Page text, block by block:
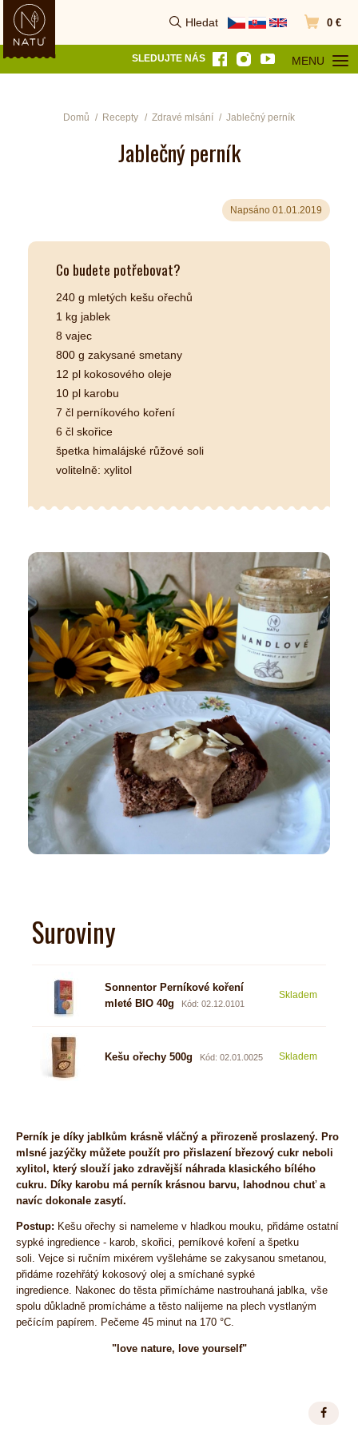
Hledat
Vyhledat Přejít do
0 €
SLEDUJTE NÁS MENU
OTEVŘÍT
Domů Recepty Zdravé mlsání Jablečný perník
Jablečný perník
Napsáno 01.01.2019
Co budete potřebovat?
240 g mletých kešu ořechů
1 kg jablek
8 vajec
800 g zakysané smetany
12 pl kokosového oleje
10 pl karobu
7 čl perníkového koření
6 čl skořice
špetka himalájské růžové soli
volitelně: xylitol
Suroviny
Sonnentor Perníkové koření
mleté BIO 40g
Kód: 02.12.0101
Skladem
Kešu ořechy 500g Kód: 02.01.0025 Skladem
Perník je díky jablkům krásně vláčný a přirozeně proslazený. Pro
mlsné jazýčky můžete použít pro přislazení březový cukr neboli
xylitol, který slouží jako zdravější náhrada klasického bílého
cukru. Díky karobu má perník krásnou barvu, lahodnou chuť a
navíc dokonale zasytí.
Postup: Kešu ořechy si nameleme v hladkou mouku, přidáme ostatní
sypké ingredience - karob, skořici, perníkové koření a špetku
soli. Vejce si ručním mixérem vyšleháme se zakysanou smetanou,
přidáme rozehřátý kokosový olej a smíchané sypké
ingredience. Nakonec do těsta přimícháme nastrouhaná jablka, vše
spolu důkladně promícháme a těsto nalijeme na plech vystlaným
pečícím papírem. Pečeme 45 minut na 170 °C.
"love nature, love yourself"